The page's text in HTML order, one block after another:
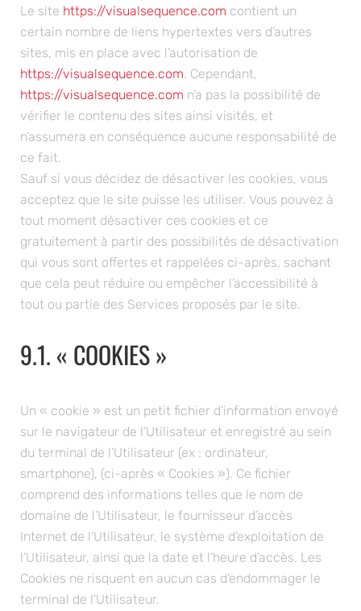
Le site https://visualsequence.com contient un
certain nombre de liens hypertextes vers d’autres
sites, mis en place avec l’autorisation de
https://visualsequence.com . Cependant,
https://visualsequence.com n’a pas la possibilité de
vérifier le contenu des sites ainsi visités, et
n’assumera en conséquence aucune responsabilité de
ce fait.
Sauf si vous décidez de désactiver les cookies, vous
acceptez que le site puisse les utiliser. Vous pouvez à
tout moment désactiver ces cookies et ce
gratuitement à partir des possibilités de désactivation
qui vous sont offertes et rappelées ci-après, sachant
que cela peut réduire ou empêcher l’accessibilité à
tout ou partie des Services proposés par le site.
9.1. « COOKIES »
Un « cookie » est un petit fichier d’information envoyé
sur le navigateur de l’Utilisateur et enregistré au sein
du terminal de l’Utilisateur (ex : ordinateur,
smartphone), (ci-après « Cookies »). Ce fichier
comprend des informations telles que le nom de
domaine de l’Utilisateur, le fournisseur d’accès
Internet de l’Utilisateur, le système d’exploitation de
l’Utilisateur, ainsi que la date et l’heure d’accès. Les
Cookies ne risquent en aucun cas d’endommager le
terminal de l’Utilisateur.